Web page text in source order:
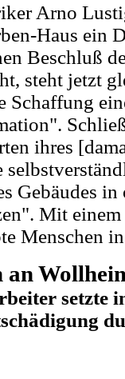
Arno
Haus ein
Beschluß
steht jetzt
ihres
Gebäudes
Mit
Menschen
setzte